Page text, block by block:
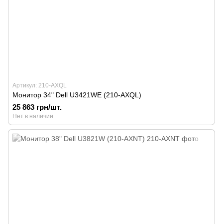
Артикул: 210-AXQL
Монитор 34" Dell U3421WE (210-AXQL)
25 863 грн/шт.
Нет в наличии